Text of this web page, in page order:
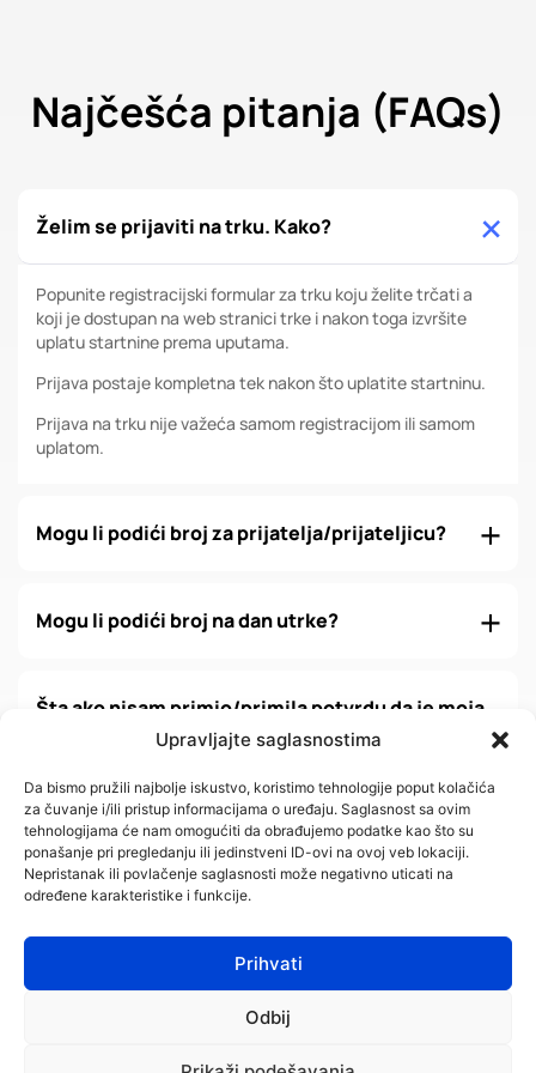
Upravljajte saglasnostima
Da bismo pružili najbolje iskustvo, koristimo tehnologije poput kolačića
za čuvanje i/ili pristup informacijama o uređaju. Saglasnost sa ovim
tehnologijama će nam omogućiti da obrađujemo podatke kao što su
ponašanje pri pregledanju ili jedinstveni ID-ovi na ovoj veb lokaciji.
Nepristanak ili povlačenje saglasnosti može negativno uticati na
određene karakteristike i funkcije.
Prihvati
Odbij
Najčešća pitanja (FAQs)
Želim se prijaviti na trku. Kako?
Popunite registracijski formular za trku koju želite trčati a
koji je dostupan na web stranici trke i nakon toga izvršite
uplatu startnine prema uputama.
Prijava postaje kompletna tek nakon što uplatite startninu.
Prijava na trku nije važeća samom registracijom ili samom
uplatom.
Mogu li podići broj za prijatelja/prijateljicu?
Mogu li podići broj na dan utrke?
Šta ako nisam primio/primila potvrdu da je moja
registracija/uplata primljena?
Koliki je popust na grupne prijave?
Prijavljen/a sam na trku, ali neću biti u prilici
trčati. Mogu li dobiti refundaciju startnine?
Šta ako ne završim trku u vremenskom limitu?